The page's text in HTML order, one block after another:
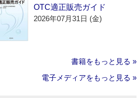
OTC適正販売ガイド
2026年07月31日 (金)
書籍をもっと見る »
電子メディアをもっと見る »